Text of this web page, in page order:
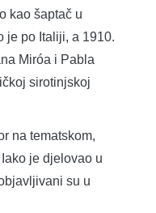
kao šaptač u
je po Italiji, a 1910.
Miróa i Pabla
sirotinjskoj
na tematskom,
je djelovao u
su u